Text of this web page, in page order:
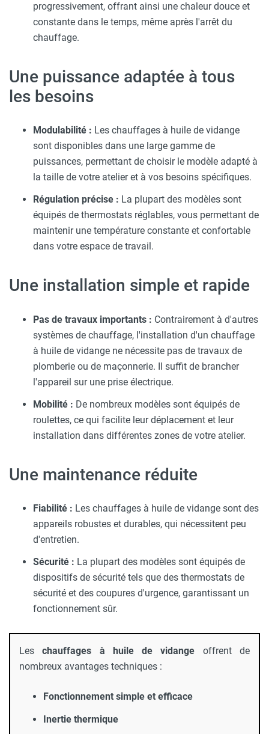
progressivement, offrant ainsi une chaleur douce et
constante dans le temps, même après l'arrêt du
chauffage.
Une puissance adaptée à tous
les besoins
Modulabilité : Les chauffages à huile de vidange
sont disponibles dans une large gamme de
puissances, permettant de choisir le modèle adapté à
la taille de votre atelier et à vos besoins spécifiques.
Régulation précise : La plupart des modèles sont
équipés de thermostats réglables, vous permettant de
maintenir une température constante et confortable
dans votre espace de travail.
Une installation simple et rapide
Pas de travaux importants : Contrairement à d'autres
systèmes de chauffage, l'installation d'un chauffage
à huile de vidange ne nécessite pas de travaux de
plomberie ou de maçonnerie. Il suffit de brancher
l'appareil sur une prise électrique.
Mobilité : De nombreux modèles sont équipés de
roulettes, ce qui facilite leur déplacement et leur
installation dans différentes zones de votre atelier.
Une maintenance réduite
Fiabilité : Les chauffages à huile de vidange sont des
appareils robustes et durables, qui nécessitent peu
d'entretien.
Sécurité : La plupart des modèles sont équipés de
dispositifs de sécurité tels que des thermostats de
sécurité et des coupures d'urgence, garantissant un
fonctionnement sûr.
Leschauffages à huile de vidange offrent de
nombreux avantages techniques :
Fonctionnement simple et efficace
Inertie thermique